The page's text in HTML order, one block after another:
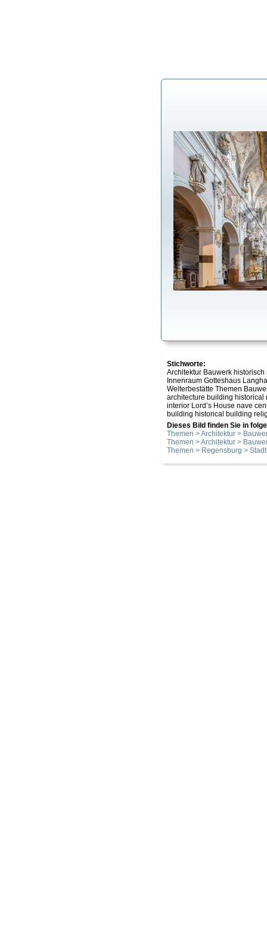
Stichworte:
Architektur Bauwerk
Innenraum Gotteshaus
Welterbestätte Themen
architecture building historical
interior Lord’s House nave
building historical building
Dieses Bild finden Sie in
Themen > Architektur >
Themen > Architektur >
Themen > Regensburg > Stadt